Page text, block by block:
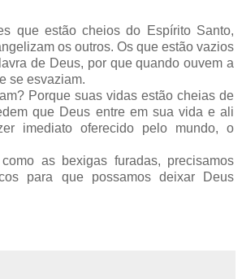
que estão cheios do Espírito Santo,
os outros. Os que estão vazios
de Deus, por que quando ouvem a
se esvaziam.
Porque suas vidas estão cheias de
que Deus entre em sua vida e ali
imediato oferecido pelo mundo, o
as bexigas furadas, precisamos
para que possamos deixar Deus